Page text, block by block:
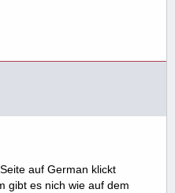
auf German klickt
gibt es nich wie auf dem